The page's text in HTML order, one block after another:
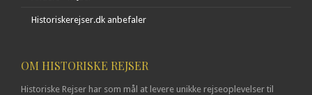
Historiskerejser.dk anbefaler
OM HISTORISKE REJSER
Historiske Rejser har som mål at levere unikke rejseoplevelser til